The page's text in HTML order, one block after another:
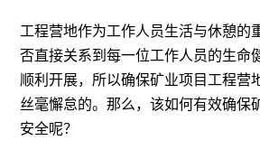
工程营地作为工作人员生活与休憩的
否直接关系到每一位工作人员的生命
顺利开展，所以确保矿业项目工程营
丝毫懈怠的。那么，该如何有效确保
安全呢？